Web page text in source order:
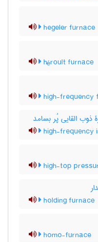
hegeler furnace
héroult furnace
high-frequency
ذوب القایی پُر بسامد
high-frequency
high-top
holding furnace
homo-furnace